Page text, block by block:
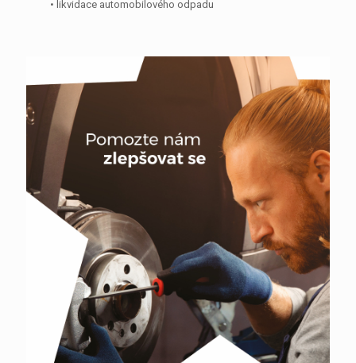
• likvidace automobilového odpadu